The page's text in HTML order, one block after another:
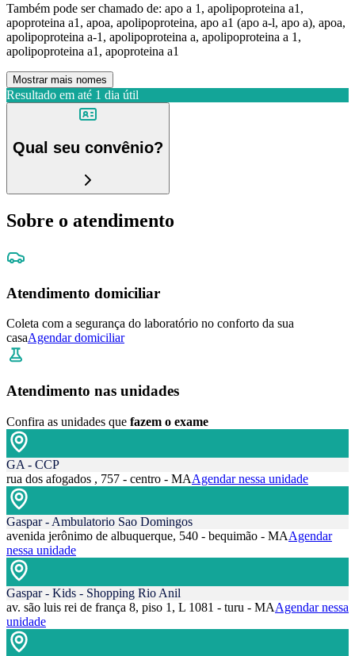
Também pode ser chamado de: apo a 1, apolipoproteina a1,
apoproteina a1, apoa, apolipoproteina, apo a1 (apo a-l, apo a), apoa,
apolipoproteina a-1, apolipoproteina a, apolipoproteina a 1,
apolipoproteina a1, apoproteina a1
Mostrar mais nomes
Resultado em até 1 dia útil
Qual seu convênio?
Sobre o atendimento
Atendimento domiciliar
Coleta com a segurança do laboratório no conforto da sua
casaAgendar domiciliar
Atendimento nas unidades
Confira as unidades que fazem o exame
GA - CCP
rua dos afogados , 757 - centro - MAAgendar nessa unidade
Gaspar - Ambulatorio Sao Domingos
avenida jerônimo de albuquerque, 540 - bequimão - MAAgendar
nessa unidade
Gaspar - Kids - Shopping Rio Anil
av. são luis rei de frança 8, piso 1, L 1081 - turu - MAAgendar nessa
unidade